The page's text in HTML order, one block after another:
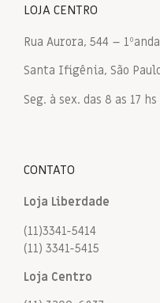
LOJA CENTRO
Rua Aurora, 544 –
Santa Ifigênia, São
Seg. à sex. das 8 as 17 hs
CONTATO
Loja Liberdade
(11)3341-5414
(11) 3341-5415
Loja Centro